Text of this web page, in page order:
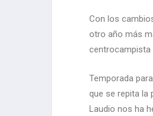
Con los
otro año más
centrocampista
Temporada
que se repita la
Laudio nos ha